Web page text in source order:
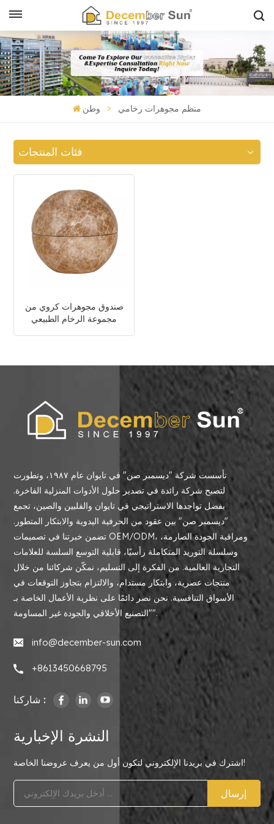
وطن منظم مجوهرات رخامي
فئات المنتجات
صندوق مجوهرات كروي من
مجموعة الرخام الطبيعي
تأسست شركة "ديسمبر صن" في تايوان عام ١٩٨٧، وتطورت
لتصبح شركة رائدة في تصدير حلول الأدوات المنزلية الفاخرة.
بفضل تواجدها الاستراتيجي في تايوان والفلبين والصين، تجمع
"ديسمبر صن" بين عقود من الحرفية اليدوية والابتكار المتطور.
تضمن خبرتنا في تصميمات OEM/ODM، ومراقبة الجودة الصارمة،
وسلسلة التوريد المتكاملة رأسيًا، قابلية التوسع السلسة للعلامات
التجارية العالمية. من الفكرة إلى التسليم، نمكّن شركائنا من خلال
منتجات عصرية، وابتكار مستدام، والالتزام بتجاوز التوقعات في
الأسواق التنافسية. نحن نصر دائمًا على نظرية الأعمال الخاصة بـ
"التصنيع الأخلاقي والجودة غير المساومة".
info@december-sun.com
+8613450668795
شاركنا :
النشرة الإخبارية
اشترك في بريدنا الإلكتروني لتكون أول من يعرف عروضنا الخاصة!
إرسال